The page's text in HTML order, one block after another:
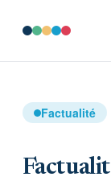
Factualité